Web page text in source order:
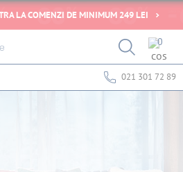
LA COMENZI DE MINIMUM 249 LEI
0
021 301 72 89